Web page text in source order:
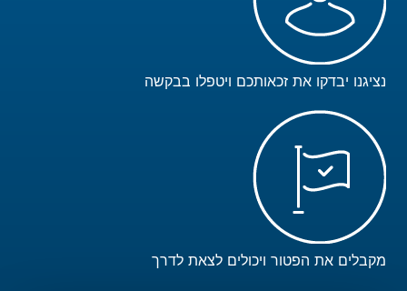
נציגנו יבדקו את זכאותכם ויטפלו בבקשה
מקבלים את הפטור ויכולים לצאת לדרך